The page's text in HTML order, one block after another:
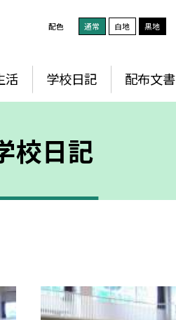
配色 通常 白地 黒地
活 学校日記 配布文書
校日記